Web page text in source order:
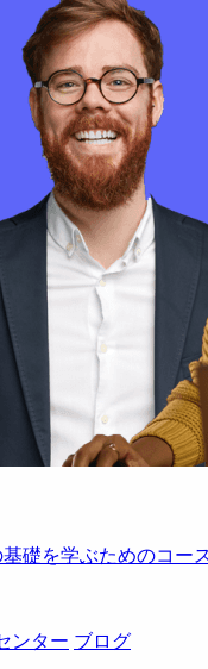
礎を学ぶためのコー
ンター ブログ